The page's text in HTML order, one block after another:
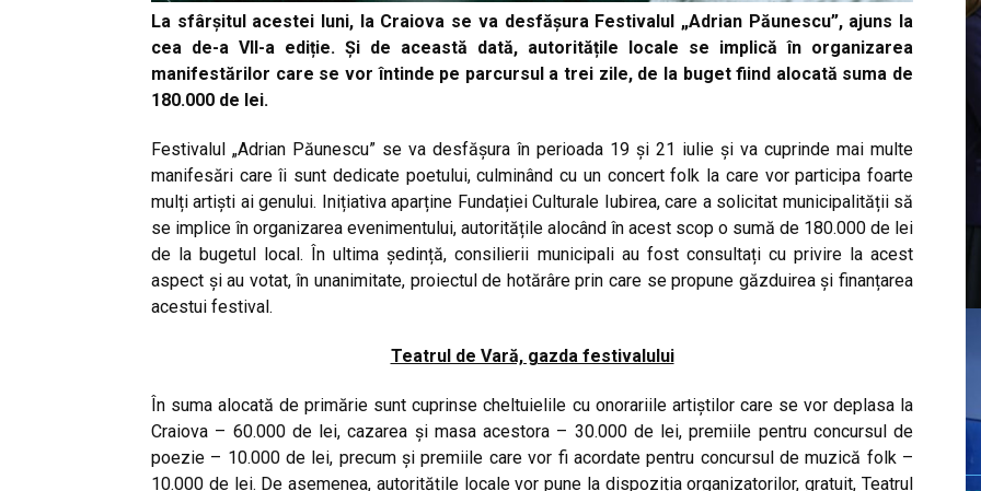
La sfârșitul acestei luni, la Craiova se va desfășura Festivalul „Adrian Păunescu”, ajuns la
cea de-a VII-a ediție. Și de această dată, autoritățile locale se implică în organizarea
manifestărilor care se vor întinde pe parcursul a trei zile, de la buget fiind alocată suma de
180.000 de lei.
Festivalul „Adrian Păunescu” se va desfășura în perioada 19 și 21 iulie și va cuprinde mai multe
manifesări care îi sunt dedicate poetului, culminând cu un concert folk la care vor participa foarte
mulți artiști ai genului. Inițiativa aparține Fundației Culturale Iubirea, care a solicitat municipalității să
se implice în organizarea evenimentului, autoritățile alocând în acest scop o sumă de 180.000 de lei
de la bugetul local. În ultima ședință, consilierii municipali au fost consultați cu privire la acest
aspect și au votat, în unanimitate, proiectul de hotărâre prin care se propune găzduirea și finanțarea
acestui festival.
Teatrul de Vară, gazda festivalului
În suma alocată de primărie sunt cuprinse cheltuielile cu onorariile artiștilor care se vor deplasa la
Craiova – 60.000 de lei, cazarea și masa acestora – 30.000 de lei, premiile pentru concursul de
poezie – 10.000 de lei, precum și premiile care vor fi acordate pentru concursul de muzică folk –
10.000 de lei. De asemenea, autoritățile locale vor pune la dispoziția organizatorilor, gratuit, Teatrul